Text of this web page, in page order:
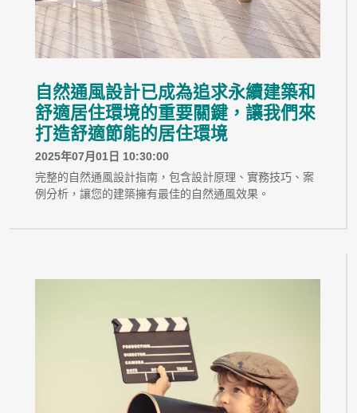
自然通風設計已成為追求永續建築和
舒適居住環境的重要關鍵，讓我們來
打造舒適節能的居住環境
2025年07月01日 10:30:00
完整的自然通風設計指南，包含設計原理、實務技巧、案
例分析，讓您的建築擁有最佳的自然通風效果。